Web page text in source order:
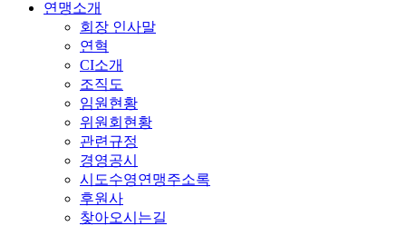
연맹소개
회장 인사말
연혁
CI소개
조직도
임원현황
위원회현황
관련규정
경영공시
시도수영연맹주소록
후원사
찾아오시는길